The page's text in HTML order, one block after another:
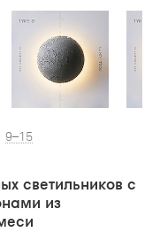
9–15
светильников с
из